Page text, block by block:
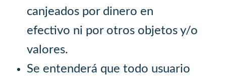
canjeados por dinero en
efectivo ni por otros objetos y/o
valores.
Se entenderá que todo usuario